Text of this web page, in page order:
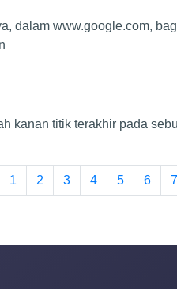
dalam www.google.com,
kanan titik terakhir pada
1 2 3 4 5 6 7